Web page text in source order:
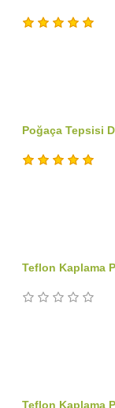
Poğaça Tepsisi
Teflon Kaplama
Teflon Kaplama